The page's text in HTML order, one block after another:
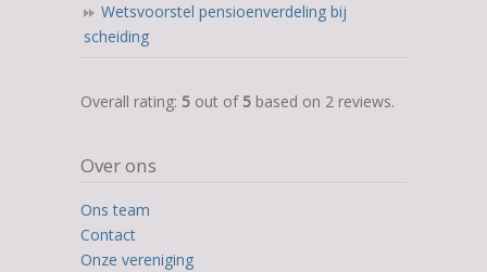
Wetsvoorstel pensioenverdeling bij
scheiding
5,0
on
12.345
ratings
Overall rating: 5 out of 5 based on 2 reviews.
Over ons
Ons team
Contact
Onze vereniging